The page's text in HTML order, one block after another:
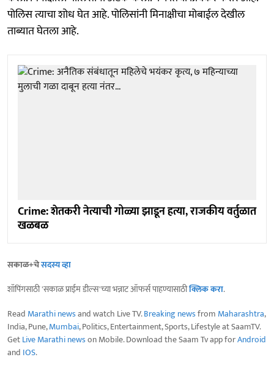
पोलिस त्याचा शोध घेत आहे. पोलिसांनी मिनाक्षीचा मोबाईल देखील
ताब्यात घेतला आहे.
Crime: शेतकरी नेत्याची गोळ्या झाडून हत्या, राजकीय वर्तुळात
खळबळ
सकाळ+चेसदस्य व्हा
शॉपिंगसाठी 'सकाळ प्राईम डील्स'च्या भन्नाट ऑफर्स पाहण्यासाठीक्लिक करा.
Read Marathi newsand watch Live TV.Breaking newsfrom Maharashtra,
India, Pune,Mumbai, Politics, Entertainment, Sports, Lifestyle at SaamTV.
GetLive Marathi newson Mobile. Download the Saam Tv app forAndroid
and IOS.